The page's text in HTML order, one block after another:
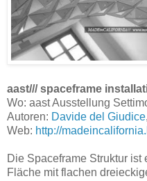
aast/// spaceframe
Wo: aast Ausstellung
Autoren: Davide del Giudice,
Web: http://
Die Spaceframe Struktur
Fläche mit flachen